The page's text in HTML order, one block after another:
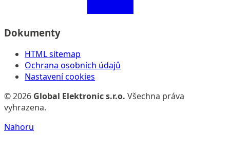
Dokumenty
HTML sitemap
Ochrana osobních údajů
Nastavení cookies
© 2026 Global Elektronic s.r.o. Všechna práva
vyhrazena.
Nahoru